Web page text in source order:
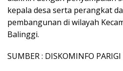
kepala desa serta perangkat
pembangunan di wilayah
Balinggi.
SUMBER : DISKOMINFO